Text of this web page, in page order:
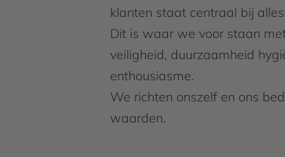
klanten staat centraal bij
Dit is waar we voor staan
veiligheid, duurzaamheid
enthousiasme.
We richten onszelf en ons
waarden.